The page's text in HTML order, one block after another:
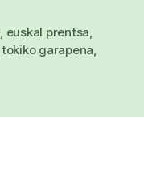
, euskal prentsa,
tokiko garapena,